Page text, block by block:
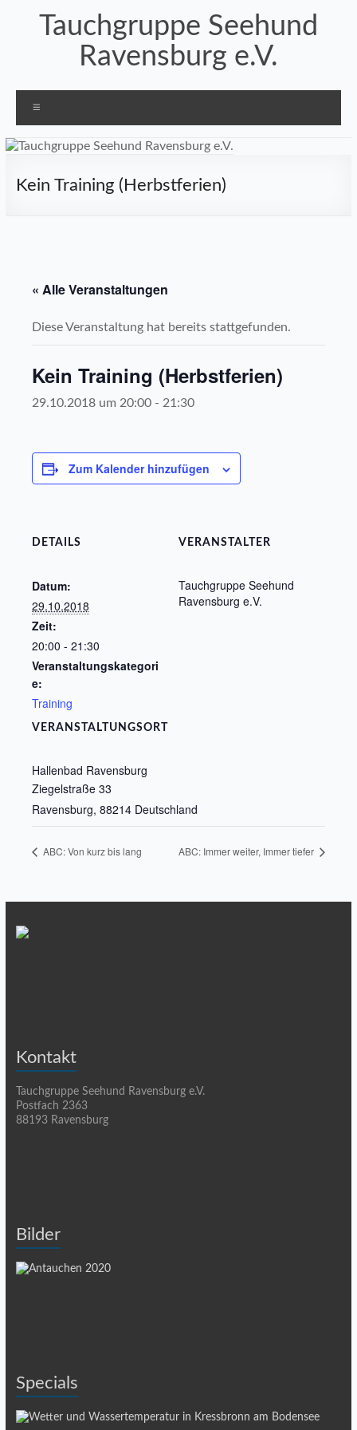
springenTauchgruppe Seehund
Ravensburg e.V.
Kein Training (Herbstferien)
« Alle Veranstaltungen
Diese Veranstaltung hat bereits stattgefunden.
Kein Training (Herbstferien)
29.10.2018 um 20:00- 21:30
Zum Kalender hinzufügen
DETAILS
Datum:
29.10.2018
Zeit:
20:00 - 21:30
Veranstaltungskategori
e:
Training
VERANSTALTUNGSORT
Hallenbad Ravensburg
Ziegelstraße 33
Ravensburg, 88214 Deutschland
VERANSTALTER
Tauchgruppe Seehund
Ravensburg e.V.
ABC: Von kurz bis lang ABC: Immer weiter, Immer tiefer
Kontakt
Tauchgruppe Seehund Ravensburg e.V.
Postfach 2363
88193 Ravensburg
Bilder
Specials